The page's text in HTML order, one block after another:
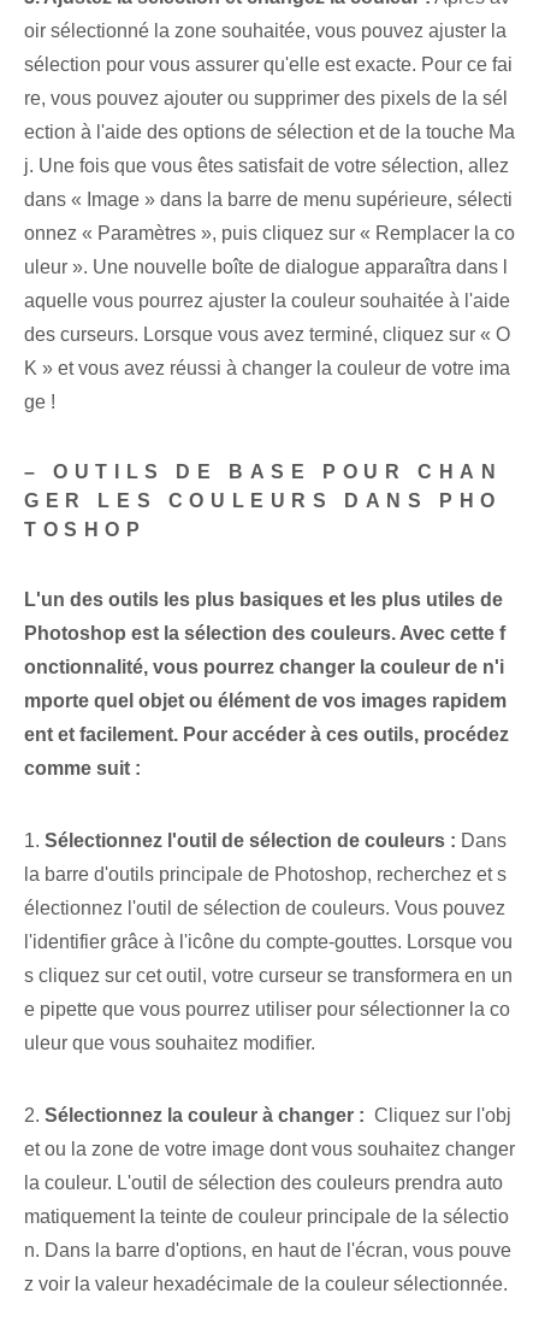
oir sélectionné la zone souhaitée, vous pouvez ajuster la
sélection pour vous assurer qu'elle est exacte. Pour ce fai
re, vous pouvez ajouter ou supprimer des pixels de la sél
ection à l'aide des options de sélection et de la touche Ma
j. ⁢Une fois que vous êtes satisfait de votre sélection, allez
dans « Image » dans la barre de menu supérieure, sélecti
onnez « Paramètres », puis cliquez sur « Remplacer la co
uleur ». Une⁤ nouvelle boîte de dialogue apparaîtra dans l
aquelle⁢ vous pourrez ajuster la ‌couleur souhaitée à l'aide
des curseurs. Lorsque vous avez terminé, cliquez sur « O
K » et vous avez réussi à changer la couleur de votre ima
ge !
– OUTILS DE BASE POUR CHAN
GER LES COULEURS DANS PHO
TOSHOP
L'un des outils les plus basiques et les plus utiles de
Photoshop est la sélection des couleurs. Avec⁤ cette⁤ f
onctionnalité,⁢ vous pourrez changer la couleur de n'i
mporte quel ‌objet ou élément‍ de vos images rapidem
ent et facilement. Pour accéder à ces outils, procédez
comme suit :
1. Sélectionnez l'outil de sélection de couleurs⁢ : Dans
la barre d'outils principale de Photoshop, recherchez et s
électionnez l'outil de sélection de couleurs. Vous pouvez
l'identifier grâce à l'icône du compte-gouttes. Lorsque vou
s cliquez sur cet outil, votre curseur se transformera en un
e pipette que vous pourrez utiliser pour sélectionner la co
uleur que vous souhaitez modifier.
2. Sélectionnez la couleur à changer : ⁤ Cliquez sur l'obj
et ou la zone de votre image dont vous souhaitez changer
la couleur. L'outil de sélection des couleurs prendra auto
matiquement la ⁤teinte de couleur principale⁤ de la sélectio
n. Dans la barre d'options, en haut de l'écran, vous pouve
z voir la valeur hexadécimale de la couleur sélectionnée.